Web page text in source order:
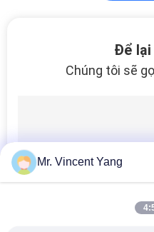
Để lại
Chúng tôi sẽ
Mr. Vincent Yang